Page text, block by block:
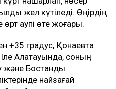
жел күтіледі. Өңірдің
қаупі өте жоғары.
+35 градус, Қонаевта
Алатауында, соның
Бостандық
найзағай